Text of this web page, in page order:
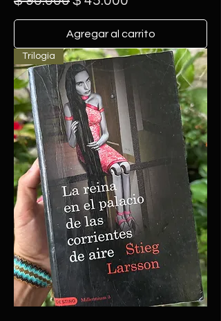
Agregar al carrito
Trilogía